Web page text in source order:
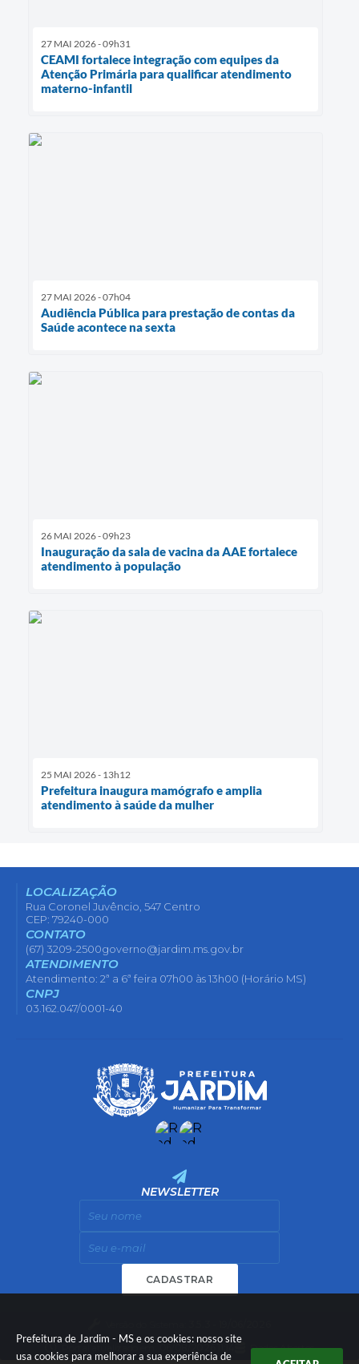
Prefeitura de Jardim - MS e os cookies: nosso site
usa cookies para melhorar a sua experiência de
27 MAI 2026 - 09h31
CEAMI fortalece integração com equipes da
Atenção Primária para qualificar atendimento
materno-infantil
27 MAI 2026 - 07h04
Audiência Pública para prestação de contas da
Saúde acontece na sexta
26 MAI 2026 - 09h23
Inauguração da sala de vacina da AAE fortalece
atendimento à população
25 MAI 2026 - 13h12
Prefeitura inaugura mamógrafo e amplia
atendimento à saúde da mulher
LOCALIZAÇÃO
Rua Coronel Juvêncio, 547 Centro
CEP: 79240-000
CONTATO
(67) 3209-2500governo@jardim.ms.gov.br
ATENDIMENTO
Atendimento: 2ª a 6ª feira 07h00 às 13h00 (Horário MS)
CNPJ
03.162.047/0001-40
NEWSLETTER
CADASTRAR
Dados Abertos